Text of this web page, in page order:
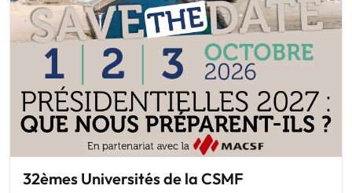
32èmes Universités de la CSMF